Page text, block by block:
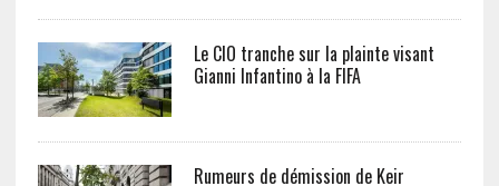
Le CIO tranche sur la plainte visant
Gianni Infantino à la FIFA
Rumeurs de démission de Keir